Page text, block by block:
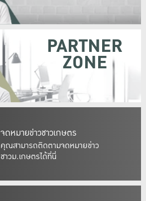
จดหมายข่าวชาวเกษตร
คุณสามารถติดตามจดหมายข่าว
ชาวม.เกษตรได้ที่นี่
PARTNER
ZONE